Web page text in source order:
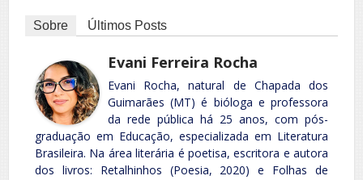
Sobre Últimos Posts
Evani Ferreira Rocha
Evani Rocha, natural de Chapada dos
Guimarães (MT) é bióloga e professora
da rede pública há 25 anos, com pós-
graduação em Educação, especializada em Literatura
Brasileira. Na área literária é poetisa, escritora e autora
dos livros: Retalhinhos (Poesia, 2020) e Folhas de